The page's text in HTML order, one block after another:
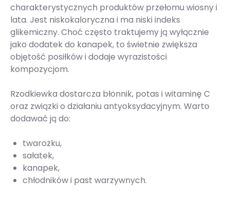
charakterystycznych produktów przełomu wiosny i
lata. Jest niskokaloryczna i ma niski indeks
glikemiczny. Choć często traktujemy ją wyłącznie
jako dodatek do kanapek, to świetnie zwiększa
objętość posiłków i dodaje wyrazistości
kompozycjom.
Rzodkiewka dostarcza błonnik, potas i witaminę C
oraz związki o działaniu antyoksydacyjnym. Warto
dodawać ją do:
twarożku,
sałatek,
kanapek,
chłodników i past warzywnych.